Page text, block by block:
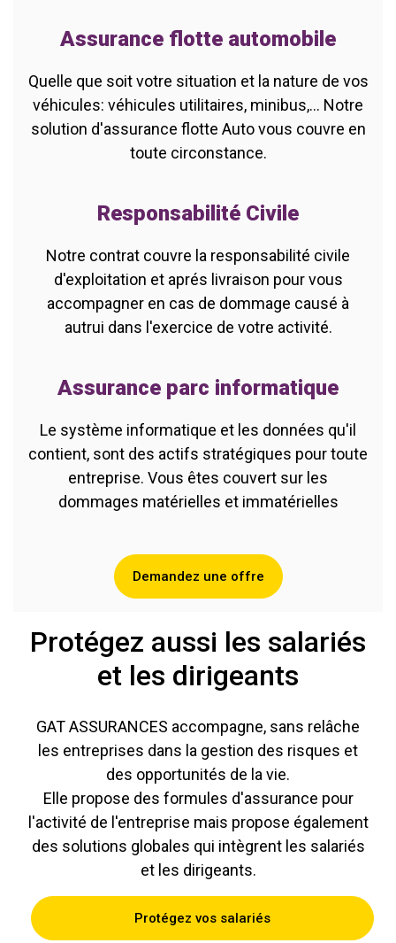
Assurance flotte automobile
Quelle que soit votre situation et la nature de vos
véhicules: véhicules utilitaires, minibus,... Notre
solution d'assurance flotte Auto vous couvre en
toute circonstance.
Responsabilité Civile
Notre contrat couvre la responsabilité civile
d'exploitation et aprés livraison pour vous
accompagner en cas de dommage causé à
autrui dans l'exercice de votre activité.
Assurance parc informatique
Le système informatique et les données qu'il
contient, sont des actifs stratégiques pour toute
entreprise. Vous êtes couvert sur les
dommages matérielles et immatérielles
Demandez une offre
Protégez aussi les salariés
et les dirigeants
GAT ASSURANCES accompagne, sans relâche
les entreprises dans la gestion des risques et
des opportunités de la vie.
Elle propose des formules d'assurance pour
l'activité de l'entreprise mais propose également
des solutions globales qui intègrent les salariés
et les dirigeants.
Protégez vos salariés